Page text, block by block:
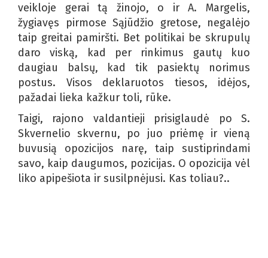
veikloje gerai tą žinojo, o ir A. Margelis,
žygiavęs pirmose Sąjūdžio gretose, negalėjo
taip greitai pamiršti. Bet politikai be skrupulų
daro viską, kad per rinkimus gautų kuo
daugiau balsų, kad tik pasiektų norimus
postus. Visos deklaruotos tiesos, idėjos,
pažadai lieka kažkur toli, rūke.
Taigi, rajono valdantieji prisiglaudė po S.
Skvernelio skvernu, po juo priėmę ir vieną
buvusią opozicijos narę, taip sustiprindami
savo, kaip daugumos, pozicijas. O opozicija vėl
liko apipešiota ir susilpnėjusi. Kas toliau?..